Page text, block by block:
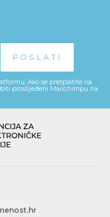
Ako se pretplatite na
proslijeđeni Mailchimpu na